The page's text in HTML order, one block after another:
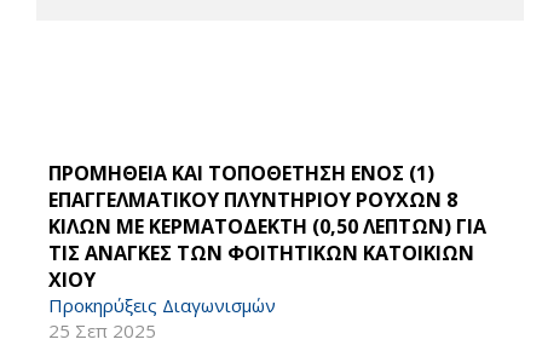
ΠΡΟΜΗΘΕΙΑ ΚΑΙ ΤΟΠΟΘΕΤΗΣΗ ΕΝΟΣ (1)
ΕΠΑΓΓΕΛΜΑΤΙΚΟΥ ΠΛΥΝΤΗΡΙΟΥ ΡΟΥΧΩΝ 8
ΚΙΛΩΝ ΜΕ ΚΕΡΜΑΤΟΔΕΚΤΗ (0,50 ΛΕΠΤΩΝ) ΓΙΑ
ΤΙΣ ΑΝΑΓΚΕΣ ΤΩΝ ΦΟΙΤΗΤΙΚΩΝ ΚΑΤΟΙΚΙΩΝ
ΧΙΟΥ
Προκηρύξεις Διαγωνισμών
25 Σεπ 2025